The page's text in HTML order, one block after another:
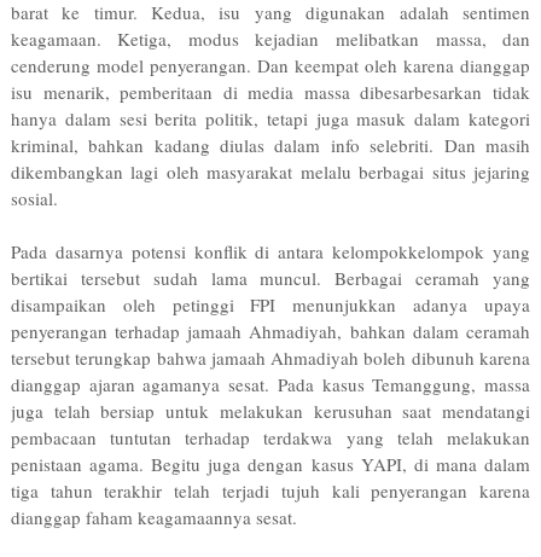
barat ke timur. Kedua, isu yang digunakan adalah sentimen
keagamaan. Ketiga, modus kejadian melibatkan massa, dan
cenderung model penyerangan. Dan keempat oleh karena dianggap
isu menarik, pemberitaan di media massa dibesar­besarkan tidak
hanya dalam sesi berita politik, tetapi juga masuk dalam kategori
kriminal, bahkan kadang diulas dalam info selebriti. Dan masih
dikembangkan lagi oleh masyarakat melalu berbagai situs jejaring
sosial.
Pada dasarnya potensi konflik di antara kelompok­kelompok yang
bertikai tersebut sudah lama muncul. Berbagai ceramah yang
disampaikan oleh petinggi FPI menunjukkan adanya upaya
penyerangan terhadap jamaah Ahmadiyah, bahkan dalam ceramah
tersebut terungkap bahwa jamaah Ahmadiyah boleh dibunuh karena
dianggap ajaran agamanya sesat. Pada kasus Temanggung, massa
juga telah bersiap untuk melakukan kerusuhan saat mendatangi
pembacaan tuntutan terhadap terdakwa yang telah melakukan
penistaan agama. Begitu juga dengan kasus YAPI, di mana dalam
tiga tahun terakhir telah terjadi tujuh kali penyerangan karena
dianggap faham keagamaannya sesat.